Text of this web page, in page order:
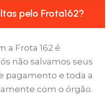
pelo Frota162?
a Frota 162 é
não salvamos seus
pagamento e toda a
com o órgão.